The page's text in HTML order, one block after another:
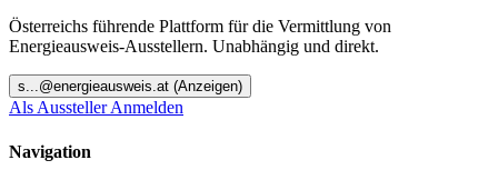
Österreichs führende Plattform für die Vermittlung von
Energieausweis-Ausstellern. Unabhängig und direkt.
s...@energieausweis.at (Anzeigen)
Als Aussteller Anmelden
Navigation